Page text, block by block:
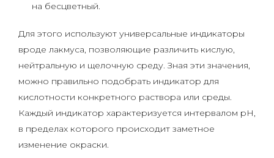
на бесцветный.
Для этого используют универсальные индикаторы
вроде лакмуса, позволяющие различить кислую,
нейтральную и щелочную среду. Зная эти значения,
можно правильно подобрать индикатор для
кислотности конкретного раствора или среды.
Каждый индикатор характеризуется интервалом pH,
в пределах которого происходит заметное
изменение окраски.